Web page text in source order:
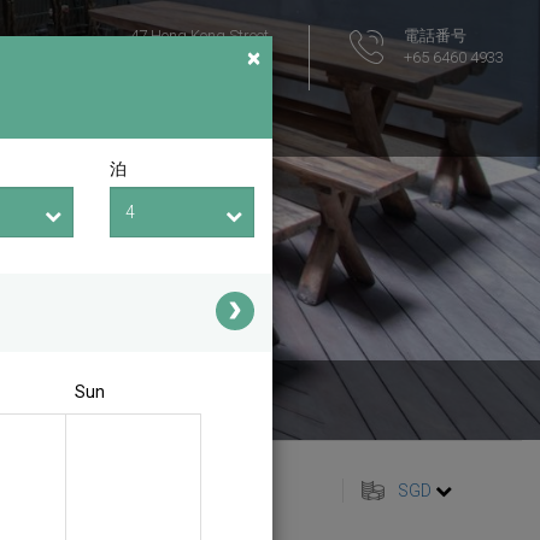
47 Hong Kong Street
Singapore 059685
電話番号
+65 6460 4933
SGD
×
泊
Sun